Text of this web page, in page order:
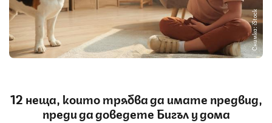
Снимка: iStock
12 неща, които трябва да имате предвид,
преди да доведете Бигъл у дома